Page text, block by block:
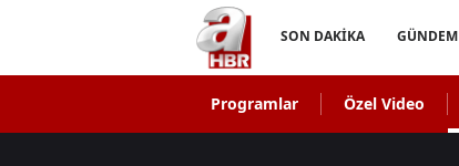
SON DAKİKA GÜNDEM
Programlar Özel Video